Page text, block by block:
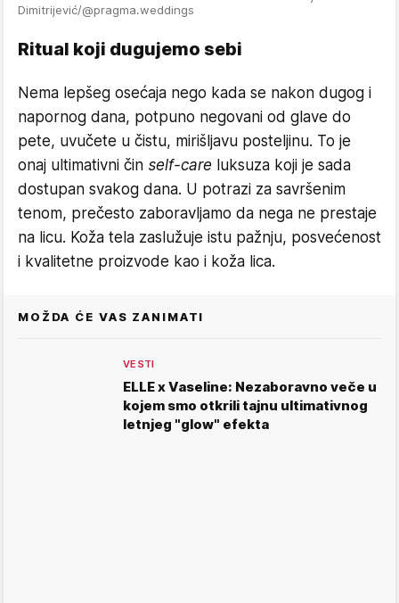
Dimitrijević/@pragma.weddings
Ritual koji dugujemo sebi
Nema lepšeg osećaja nego kada se nakon dugog i
napornog dana, potpuno negovani od glave do
pete, uvučete u čistu, mirišljavu posteljinu. To je
onaj ultimativni čin self-care luksuza koji je sada
dostupan svakog dana. U potrazi za savršenim
tenom, prečesto zaboravljamo da nega ne prestaje
na licu. Koža tela zaslužuje istu pažnju, posvećenost
i kvalitetne proizvode kao i koža lica.
MOŽDA ĆE VAS ZANIMATI
VESTI
ELLE x Vaseline: Nezaboravno veče u
kojem smo otkrili tajnu ultimativnog
letnjeg "glow" efekta